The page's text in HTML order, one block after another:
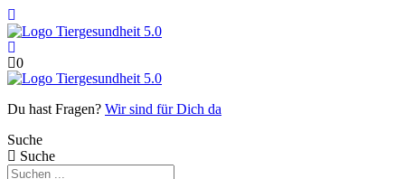
Zum
Inhalt
springen
0
Du hast Fragen? Wir sind für Dich da
Suche
Suche